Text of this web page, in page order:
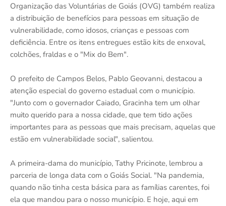
Organização das Voluntárias de Goiás (OVG) também realiza
a distribuição de benefícios para pessoas em situação de
vulnerabilidade, como idosos, crianças e pessoas com
deficiência. Entre os itens entregues estão kits de enxoval,
colchões, fraldas e o "Mix do Bem".
O prefeito de Campos Belos, Pablo Geovanni, destacou a
atenção especial do governo estadual com o município.
"Junto com o governador Caiado, Gracinha tem um olhar
muito querido para a nossa cidade, que tem tido ações
importantes para as pessoas que mais precisam, aquelas que
estão em vulnerabilidade social", salientou.
A primeira-dama do município, Tathy Pricinote, lembrou a
parceria de longa data com o Goiás Social. "Na pandemia,
quando não tinha cesta básica para as famílias carentes, foi
ela que mandou para o nosso município. E hoje, aqui em